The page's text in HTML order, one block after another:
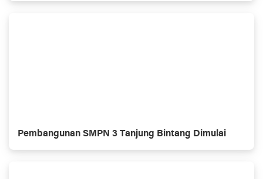
Pembangunan SMPN 3 Tanjung Bintang Dimulai